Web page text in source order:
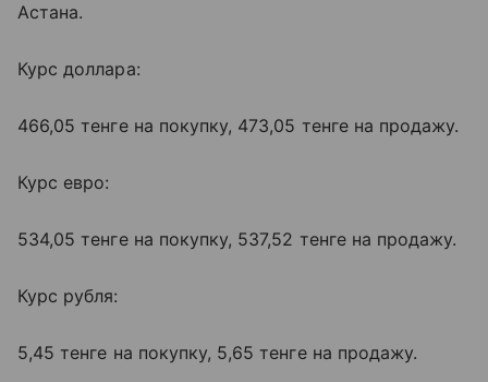
Астана.
Курс доллара:
466,05 тенге на покупку, 473,05 тенге на продажу.
Курс евро:
534,05 тенге на покупку, 537,52 тенге на продажу.
Курс рубля:
5,45 тенге на покупку, 5,65 тенге на продажу.